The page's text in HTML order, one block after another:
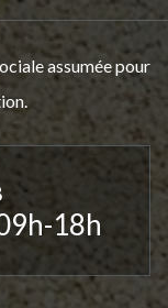
assumée pour
18h